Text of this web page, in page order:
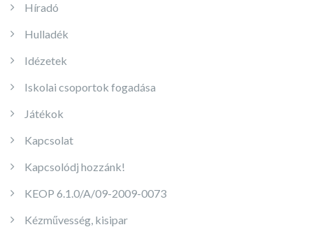
Híradó
Hulladék
Idézetek
Iskolai csoportok fogadása
Játékok
Kapcsolat
Kapcsolódj hozzánk!
KEOP 6.1.0/A/09-2009-0073
Kézművesség, kisipar